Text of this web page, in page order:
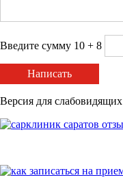
Введите сумму 10 + 8
Написать
Версия для слабовидящих